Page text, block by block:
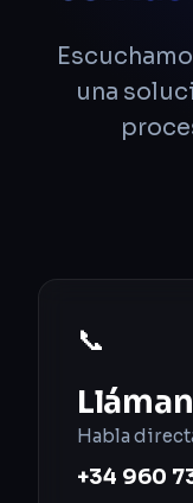
una
📞
Habla
+34 960